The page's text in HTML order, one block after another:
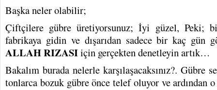
Başka neler olabilir;
Çiftçilere gübre üretiyorsunuz; İyi güzel, Peki;
fabrikaya gidin ve dışarıdan sadece bir kaç gün
ALLAH RIZASIiçin gerçekten denetleyin artık…
Bakalım burada nelerle karşılaşacaksınız?. Gübre
tonlarca bozuk gübre önce telef oluyor ve ardından